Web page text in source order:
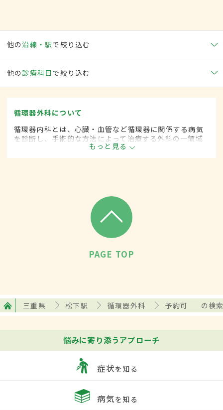
他の沿線・駅で絞り込む
他の 診療科目で絞り込む
循環器外科について
循環器内科とは、心臓・血管など循環器に関係する病気
を診断し、手術的な方法によって治療する外科の一領域
です。平成20年4月の制度改正前は、循環器科と呼ばれ
ていました。
もっと見る
PAGE TOP
三重県 松下駅 循環器外科 予約可 の検
悩みに寄り添うアプローチ
症状を知る
病気を知る